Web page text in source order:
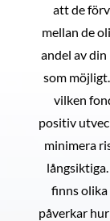
att de
mellan de
andel av
som
vilken
positiv
minimera
finns
påverkar